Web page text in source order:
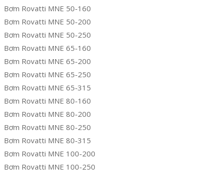
Bơm Rovatti MNE 50-160
Bơm Rovatti MNE 50-200
Bơm Rovatti MNE 50-250
Bơm Rovatti MNE 65-160
Bơm Rovatti MNE 65-200
Bơm Rovatti MNE 65-250
Bơm Rovatti MNE 65-315
Bơm Rovatti MNE 80-160
Bơm Rovatti MNE 80-200
Bơm Rovatti MNE 80-250
Bơm Rovatti MNE 80-315
Bơm Rovatti MNE 100-200
Bơm Rovatti MNE 100-250